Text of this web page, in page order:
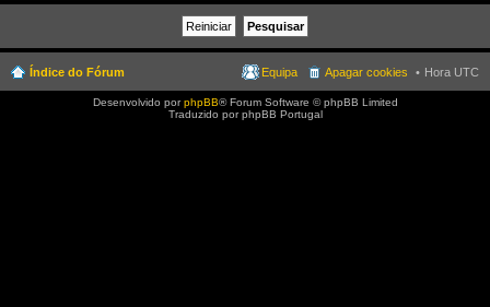
Índice do Fórum Hora UTC
Apagar cookies
Equipa
Desenvolvido porphpBB® Forum Software © phpBB Limited
Traduzido por phpBB Portugal